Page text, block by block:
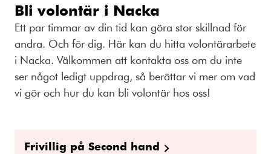
Bli volontär i Nacka
Ett par timmar av din tid kan göra stor skillnad för
andra. Och för dig. Här kan du hitta volontärarbete
i Nacka. Välkommen att kontakta oss om du inte
ser något ledigt uppdrag, så berättar vi mer om vad
vi gör och hur du kan bli volontär hos oss!
Frivillig på Second hand